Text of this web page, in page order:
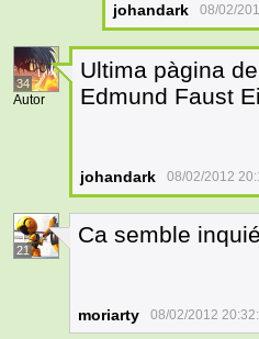
johandark 08/02/
34
Autor
Ultima pàgina
Edmund Faust
johandark 08/02/2012
21
Ca semble
moriarty 08/02/2012